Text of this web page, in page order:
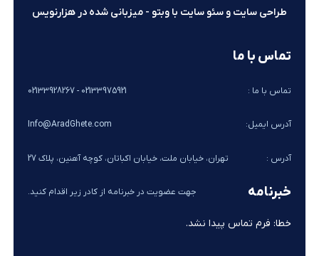
تماس با ما
تماس با ما : 02133975921 - 02133928267
آدرس ایمیل: Info@AradGhete.com
آدرس : تهران، خیابان ملت، خیابان اکباتان، کوچه آهنین، پلاک 27
خبرنامه جهت عضویت در خبرنامه از کادر زیر اقدام کنید.
خطا: فرم تماس پیدا نشد.
طراحی سایت و سئو سایت با وبتو - میزبانی شده در هزارنویس